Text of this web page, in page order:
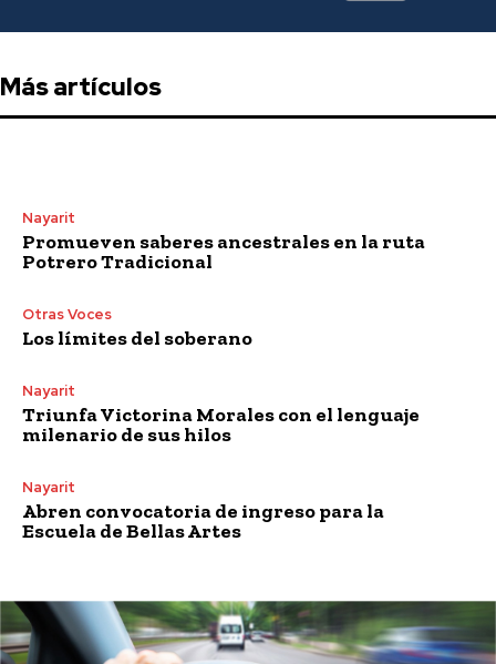
Más artículos
Nayarit
Promueven saberes ancestrales en la ruta
Potrero Tradicional
Otras Voces
Los límites del soberano
Nayarit
Triunfa Victorina Morales con el lenguaje
milenario de sus hilos
Nayarit
Abren convocatoria de ingreso para la
Escuela de Bellas Artes